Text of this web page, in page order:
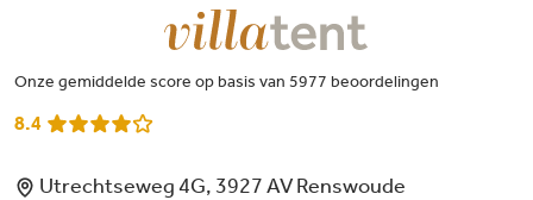
Onze gemiddelde score op basis van 5977 beoordelingen
8.4
Utrechtseweg 4G, 3927 AV Renswoude